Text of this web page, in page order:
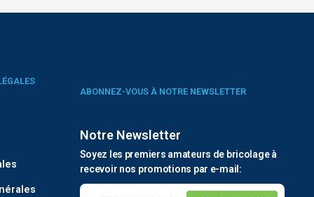
ABONNEZ-VOUS À NOTRE NEWSLETTER
Notre Newsletter
Soyez les premiers amateurs de bricolage à
recevoir nos promotions par e-mail: